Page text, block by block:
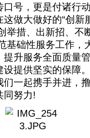
号，更是付诸行
做大做好的“创新
举措、出新招、不
基础性服务工作，
升服务全面质量
提供坚实的保障
一起携手并进，
同努力!